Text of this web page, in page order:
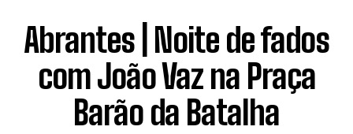
Abrantes | Noite de fados
com João Vaz na Praça
Barão da Batalha